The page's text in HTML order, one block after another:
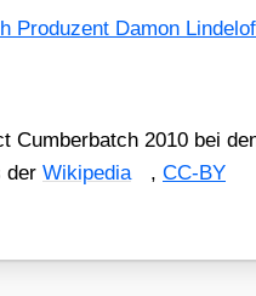
Pro­du­zent Damon
Cum­ber­batch 2010 bei
der Wiki­pe­dia , CC-BY